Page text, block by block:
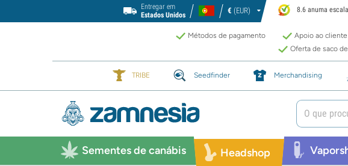
Entregar em
Estados Unidos
€ (EUR) 8.6 anuma
Métodos de pagamento Apoio ao
Oferta de saco
TRIBE Seedfinder Merchandising
Sementes de canábis Headshop